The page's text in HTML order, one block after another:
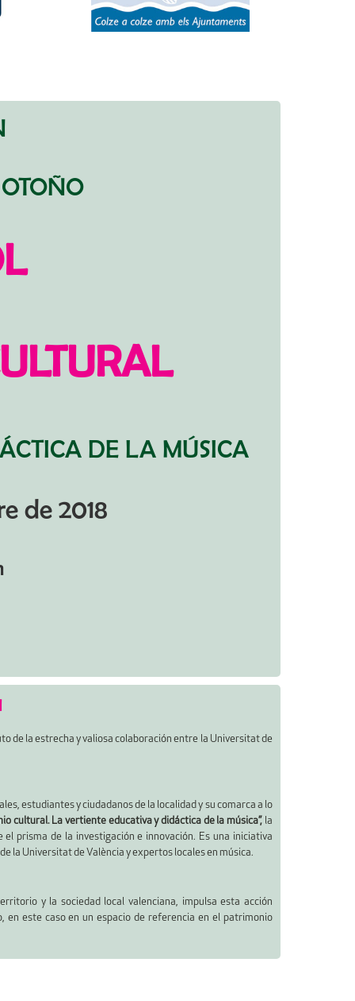
DE LA MÚSICA
de 2018
de la estrecha y valiosa colaboración entre la Universitat de
estudiantes y ciudadanos de la localidad y su comarca a lo
cultural. La vertiente educativa y didáctica de la música”, la
prisma de la investigación e innovación. Es una iniciativa
la Universitat de València y expertos locales en música.
y la sociedad local valenciana, impulsa esta acción
en este caso en un espacio de referencia en el patrimonio